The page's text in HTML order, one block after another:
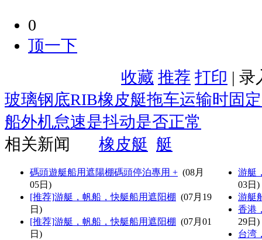
0
顶一下
收藏 推荐 打印 | 录
玻璃钢底RIB橡皮艇拖车运输时固
船外机怠速是抖动是否正常
相关新闻
橡皮艇 艇
碼頭遊艇船用遮陽棚碼頭停泊專用 + (08月
05日)
[推荐]游艇，帆船，快艇船用遮阳棚 (07月19
日)
[推荐]游艇，帆船，快艇船用遮阳棚 (07月01
日)
游艇
03日)
游艇
香港
29日)
台湾